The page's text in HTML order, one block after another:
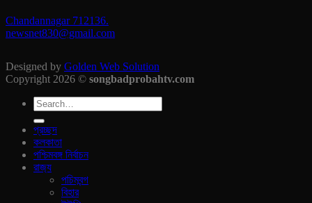
Chandannagar 712136.
newsnet830@gmail.com
Designed by Golden Web Solution
Copyright 2026 © songbadprobahtv.com
প্রচ্ছদ
কলকাতা
পশ্চিমবঙ্গ নির্বাচন
রাজ‍্য
পচিমবন্গ
বিহার